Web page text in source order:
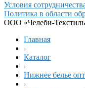
Условия
Политика в области
ООО «Челеби-
Главная
Каталог
Нижнее белье